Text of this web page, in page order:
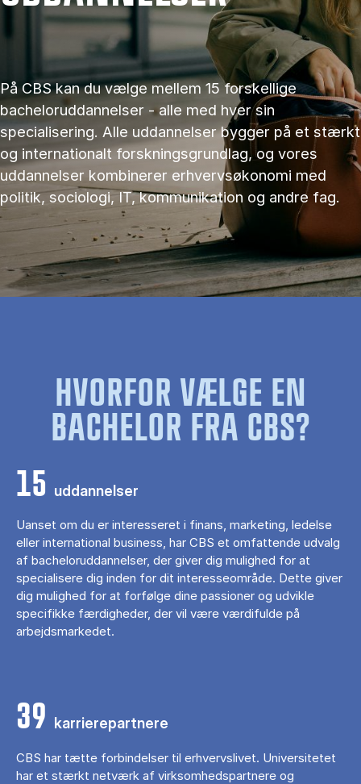
På CBS kan du vælge mellem 15 forskellige
bacheloruddannelser - alle med hver sin
specialisering. Alle uddannelser bygger på et stærkt
og internationalt forskningsgrundlag, og vores
uddannelser kombinerer erhvervsøkonomi med
politik, sociologi, IT, kommunikation og andre fag.
HVORFOR VÆLGE EN
BACHELOR FRA CBS?
15 uddannelser
Uanset om du er interesseret i finans, marketing, ledelse
eller international business, har CBS et omfattende udvalg
af bacheloruddannelser, der giver dig mulighed for at
specialisere dig inden for dit interesseområde. Dette giver
dig mulighed for at forfølge dine passioner og udvikle
specifikke færdigheder, der vil være værdifulde på
arbejdsmarkedet.
39 karrierepartnere
CBS har tætte forbindelser til erhvervslivet. Universitetet
har et stærkt netværk af virksomhedspartnere og